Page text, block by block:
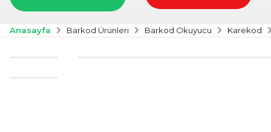
Anasayfa Barkod Ürünleri Barkod Okuyucu Karekod